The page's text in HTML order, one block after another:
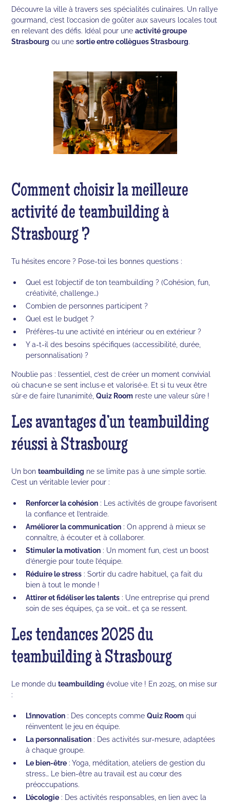
Découvre la ville à travers ses spécialités culinaires. Un rallye
gourmand, c’est l’occasion de goûter aux saveurs locales tout
en relevant des défis. Idéal pour uneactivité groupe
Strasbourg ou unesortie entre collègues Strasbourg.
Comment choisir la meilleure
activité de teambuilding à
Strasbourg ?
Tu hésites encore ? Pose-toi les bonnes questions :
Quel est l’objectif de ton teambuilding ? (Cohésion, fun,
créativité, challenge…)
Combien de personnes participent ?
Quel est le budget ?
Préfères-tu une activité en intérieur ou en extérieur ?
Y a-t-il des besoins spécifiques (accessibilité, durée,
personnalisation) ?
N’oublie pas : l’essentiel, c’est de créer un moment convivial
où chacun·e se sent inclus·e et valorisé·e. Et si tu veux être
sûr·e de faire l’unanimité,Quiz Room reste une valeur sûre !
Les avantages d’un teambuilding
réussi à Strasbourg
Un bonteambuilding ne se limite pas à une simple sortie.
C’est un véritable levier pour :
Renforcer la cohésion : Les activités de groupe favorisent
la confiance et l’entraide.
Améliorer la communication : On apprend à mieux se
connaître, à écouter et à collaborer.
Stimuler la motivation : Un moment fun, c’est un boost
d’énergie pour toute l’équipe.
Réduire le stress : Sortir du cadre habituel, ça fait du
bien à tout le monde !
Attirer et fidéliser les talents : Une entreprise qui prend
soin de ses équipes, ça se voit… et ça se ressent.
Les tendances 2025 du
teambuilding à Strasbourg
Le monde duteambuilding évolue vite ! En 2025, on mise sur
:
L’innovation : Des concepts commeQuiz Room qui
réinventent le jeu en équipe.
La personnalisation : Des activités sur-mesure, adaptées
à chaque groupe.
Le bien-être : Yoga, méditation, ateliers de gestion du
stress… Le bien-être au travail est au cœur des
préoccupations.
L’écologie : Des activités responsables, en lien avec la